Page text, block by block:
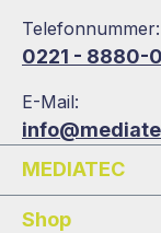
Telefonnummer:
0221 - 8880-0
E-Mail:
MEDIATEC
Shop